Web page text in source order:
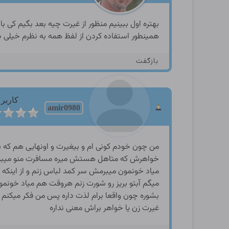
بهتره اول ببینیم منظور از غیرت چیه بعد بگیم کی
همینطور استفاده کردن از لفظ همه به نظرم
بازگفت
amir0980
کاربر
من چون خودم کونی ام و بیغیرت و اونهایی هم
خواهرش که متاهل هستش میره مسافرت منو
میاد خونمون میبرمش سر کمد لباس زنم و از
میگم آبتو بریز رو شورت زنم هروقت هم میاد
بشوره چون واقعا برام لذت داره پس من فکر
غیرت زن یا خواهر براش معنی نداره